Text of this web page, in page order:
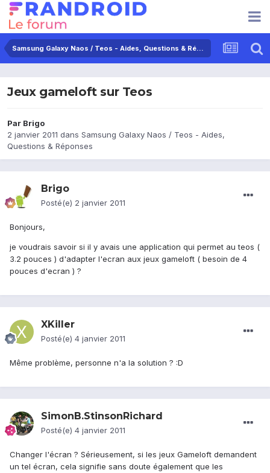
Samsung Galaxy Naos / Teos - Aides, Questions & Réponses
Jeux gameloft sur Teos
Par Brigo
2 janvier 2011 dans Samsung Galaxy Naos / Teos - Aides,
Questions & Réponses
Brigo
Posté(e) 2 janvier 2011
Bonjours,
je voudrais savoir si il y avais une application qui permet au teos (
3.2 pouces ) d'adapter l'ecran aux jeux gameloft ( besoin de 4
pouces d'ecran ) ?
XKiller
Posté(e) 4 janvier 2011
Même problème, personne n'a la solution ? :D
SimonB.StinsonRichard
Posté(e) 4 janvier 2011
Changer l'écran ? Sérieusement, si les jeux Gameloft demandent
un tel écran, cela signifie sans doute également que les